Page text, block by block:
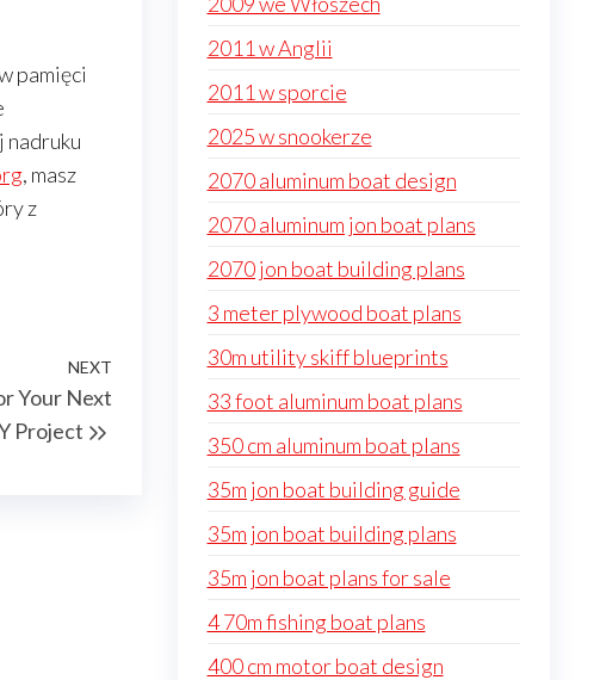
pamięci
nadruku
, masz
z
Next
Post
NEXT
Your Next
Project
2011 w Anglii
2011 w sporcie
2025 w snookerze
2070 aluminum boat design
2070 aluminum jon boat plans
2070 jon boat building plans
3 meter plywood boat plans
30m utility skiff blueprints
33 foot aluminum boat plans
350 cm aluminum boat plans
35m jon boat building guide
35m jon boat building plans
35m jon boat plans for sale
4 70m fishing boat plans
400 cm motor boat design